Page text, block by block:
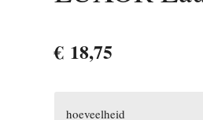
€ 18,75
hoeveelheid